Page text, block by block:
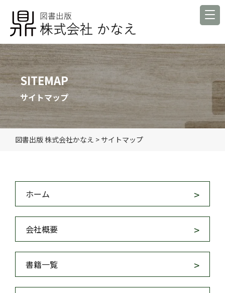
SITEMAP
サイトマップ
図書出版 株式会社かなえ > サイトマップ
ホーム
会社概要
書籍一覧